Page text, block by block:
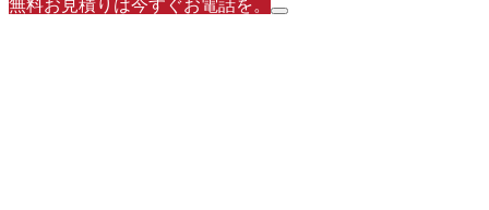
無料お見積りは今すぐお電話を。